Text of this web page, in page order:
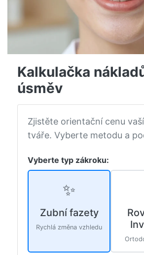
Kalkulačka
úsměv
Zjistěte orientační cenu
tváře. Vyberte metodu a
Vyberte typ zákroku:
✨
Zubní fazety
Rychlá změna vzhledu